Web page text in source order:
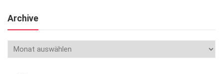
Archive